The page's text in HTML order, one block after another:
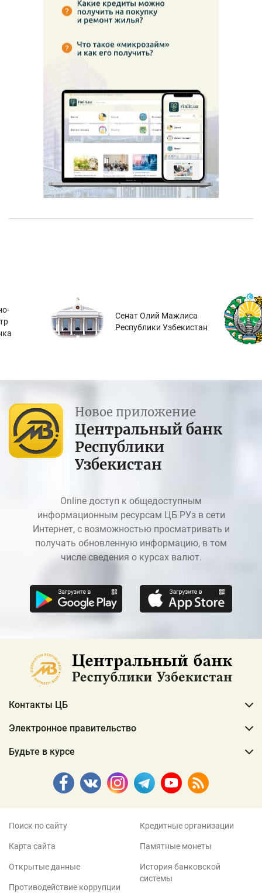
Сенат Олий Мажлиса
Республики Узбекистан
Новое приложение
Центральный банк
Республики
Узбекистан
Online доступ к общедоступным
информационным ресурсам ЦБ РУз в сети
Интернет, с возможностью просматривать и
получать обновленную информацию, в том
числе сведения о курсах валют.
Контакты ЦБ
Электронное правительство
Будьте в курсе
Поиск по сайту
Карта сайта
Открытые данные
Противодействие коррупции
Кредитные организации
Памятные монеты
История банковской
системы